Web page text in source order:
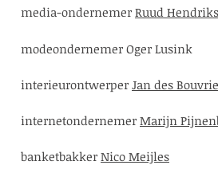
media-ondernemer Ruud Hendriks
modeondernemer Oger Lusink
interieurontwerper Jan des Bouvrie
internetondernemer Marijn
banketbakker Nico Meijles